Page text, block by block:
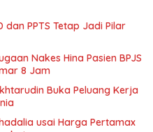
dan PPTS Tetap Jadi Pilar
Nakes Hina Pasien BPJS
8 Jam
Buka Peluang Kerja
usai Harga Pertamax